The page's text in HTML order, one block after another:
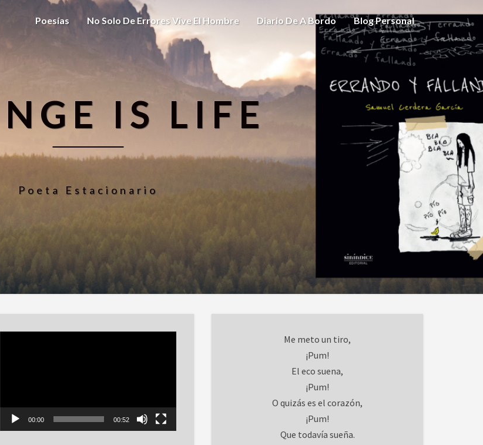
Poesías No Solo De Errores Vive El Hombre Diario De A Bordo Blog Personal
IS LIFE
Poeta Estacionario
00:00 00:52
Me meto un tiro,
¡Pum!
El eco suena,
¡Pum!
O quizás es el corazón,
¡Pum!
Que todavía sueña.